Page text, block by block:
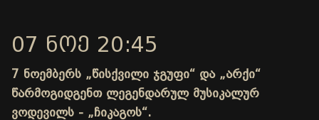
07 ᲜᲝᲔ 20:45
7 ნოემბერს „წისქვილი ჯგუფი“ და „არქი“
წარმოგიდგენთ ლეგენდარულ მუსიკალურ
ვოდევილს - „ჩიკაგოს“.